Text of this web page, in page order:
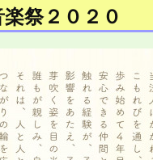
祭２０２０